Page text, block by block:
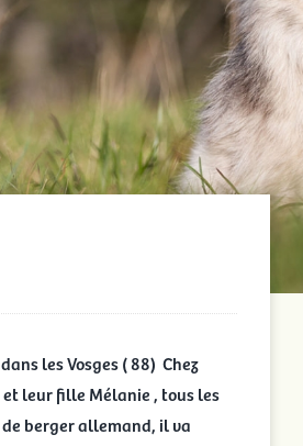
les Vosges ( 88) Chez
et leur fille Mélanie , tous les
berger allemand, il va